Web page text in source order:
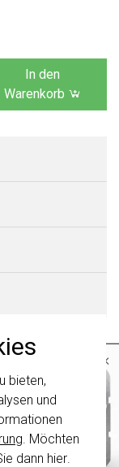
bieten,
und
. Möchten
dann hier.
In den
Warenkorb
×